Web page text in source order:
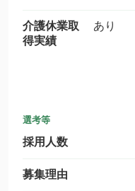
介護休業取
得実績
あり
選考等
採用人数
募集理由